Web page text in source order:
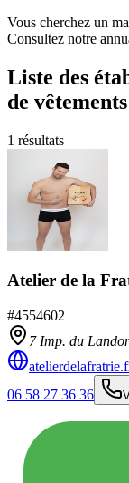
Vous cherchez un
Consultez notre
Liste des
de
1 résultats
Atelier de la
#4554602
7 Imp. du
06 58 27 36 36